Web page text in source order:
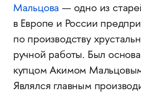
Мальцова — одно из
в Европе и России
по производству
ручной работы. Был
купцом Акимом
Являлся главным